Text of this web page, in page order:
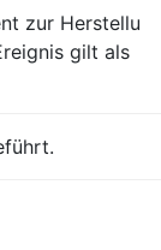
zur Herstellu
gilt als